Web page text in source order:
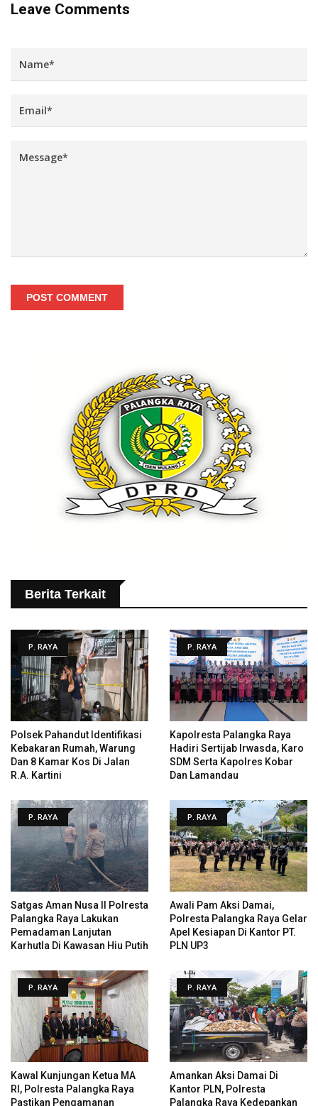
Leave Comments
POST COMMENT
Berita Terkait
P. RAYA
Polsek Pahandut Identifikasi
Kebakaran Rumah, Warung
Dan 8 Kamar Kos Di Jalan
R.A. Kartini
P. RAYA
Kapolresta Palangka Raya
Hadiri Sertijab Irwasda, Karo
SDM Serta Kapolres Kobar
Dan Lamandau
P. RAYA
Satgas Aman Nusa II Polresta
Palangka Raya Lakukan
Pemadaman Lanjutan
Karhutla Di Kawasan Hiu Putih
P. RAYA
Awali Pam Aksi Damai,
Polresta Palangka Raya Gelar
Apel Kesiapan Di Kantor PT.
PLN UP3
P. RAYA
Kawal Kunjungan Ketua MA
RI, Polresta Palangka Raya
Pastikan Pengamanan
P. RAYA
Amankan Aksi Damai Di
Kantor PLN, Polresta
Palangka Raya Kedepankan